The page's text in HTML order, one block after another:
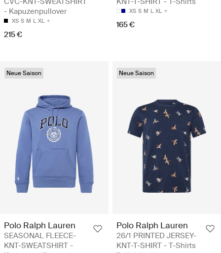
- Kapuzenpullover
XS S M L XL
215 €
XS S M L XL
165 €
Neue Saison
Polo Ralph Lauren
SEASONAL FLEECE-
KNT-SWEATSHIRT -
Neue Saison
Polo Ralph Lauren
26/1 PRINTED JERSEY-
KNT-T-SHIRT - T-Shirts